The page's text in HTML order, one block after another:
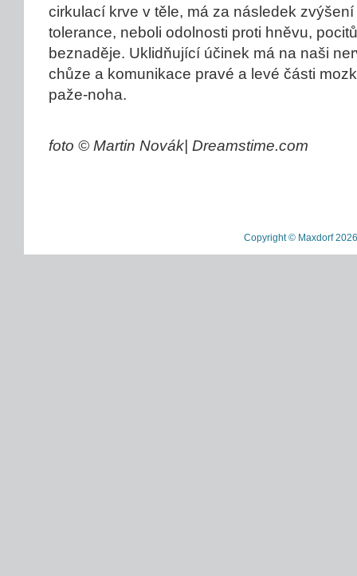
cirkulací krve v těle, má za následek
tolerance, neboli odolnosti proti hněvu,
beznaděje. Uklidňující účinek má na naši
chůze a komunikace pravé a levé části
paže-noha.
foto © Martin Novák| Dreamstime.com
Copyright © Maxdorf